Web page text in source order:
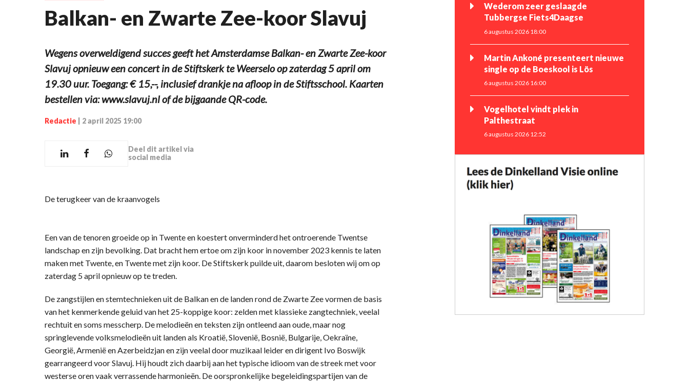
Balkan- en Zwarte Zee-koor Slavuj
Wegens overweldigend succes geeft het Amsterdamse Balkan- en Zwarte Zee-koor
Slavuj opnieuw een concert in de Stiftskerk te Weerselo op zaterdag 5 april om
19.30 uur. Toegang: € 15,--, inclusief drankje na afloop in de Stiftsschool. Kaarten
bestellen via: www.slavuj.nl of de bijgaande QR-code.
Redactie 2 april 2025 19:00
Deel dit artikel via
social media
De terugkeer van de kraanvogels
Een van de tenoren groeide op in Twente en koestert onverminderd het ontroerende Twentse
landschap en zijn bevolking. Dat bracht hem ertoe om zijn koor in november 2023 kennis te laten
maken met Twente, en Twente met zijn koor. De Stiftskerk puilde uit, daarom besloten wij om op
zaterdag 5 april opnieuw op te treden.
De zangstijlen en stemtechnieken uit de Balkan en de landen rond de Zwarte Zee vormen de basis
van het kenmerkende geluid van het 25-koppige koor: zelden met klassieke zangtechniek, veelal
rechtuit en soms messcherp. De melodieën en teksten zijn ontleend aan oude, maar nog
springlevende volksmelodieën uit landen als Kroatië, Slovenië, Bosnië, Bulgarije, Oekraïne,
Georgië, Armenië en Azerbeidzjan en zijn veelal door muzikaal leider en dirigent Ivo Boswijk
gearrangeerd voor Slavuj. Hij houdt zich daarbij aan het typische idioom van de streek met voor
westerse oren vaak verrassende harmonieën. De oorspronkelijke begeleidingspartijen van de
Wederom zeer geslaagde
Tubbergse Fiets4Daagse
6 augustus 2026 18:00
Martin Ankoné presenteert nieuwe
single op de Boeskool is Lös
6 augustus 2026 16:00
Vogelhotel vindt plek in
Palthestraat
6 augustus 2026 12:52